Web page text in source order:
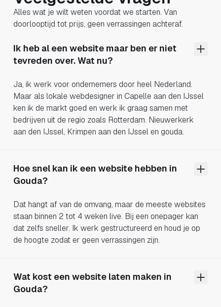
Alles wat je wilt weten voordat we starten. Van
doorlooptijd tot prijs, geen verrassingen achteraf.
Ik heb al een website maar ben er niet
tevreden over. Wat nu?
Ja, ik werk voor ondernemers door heel Nederland.
Maar als lokale webdesigner in Capelle aan den IJssel
ken ik de markt goed en werk ik graag samen met
bedrijven uit de regio zoals Rotterdam. Nieuwerkerk
aan den IJssel, Krimpen aan den IJssel en gouda.
Hoe snel kan ik een website hebben in
Gouda?
Dat hangt af van de omvang, maar de meeste websites
staan binnen 2 tot 4 weken live. Bij een onepager kan
dat zelfs sneller. Ik werk gestructureerd en houd je op
de hoogte zodat er geen verrassingen zijn.
Wat kost een website laten maken in
Gouda?